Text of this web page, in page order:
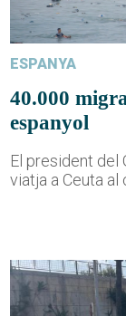
ESPANYA
40.000
espanyol
El president del
viatja a Ceuta